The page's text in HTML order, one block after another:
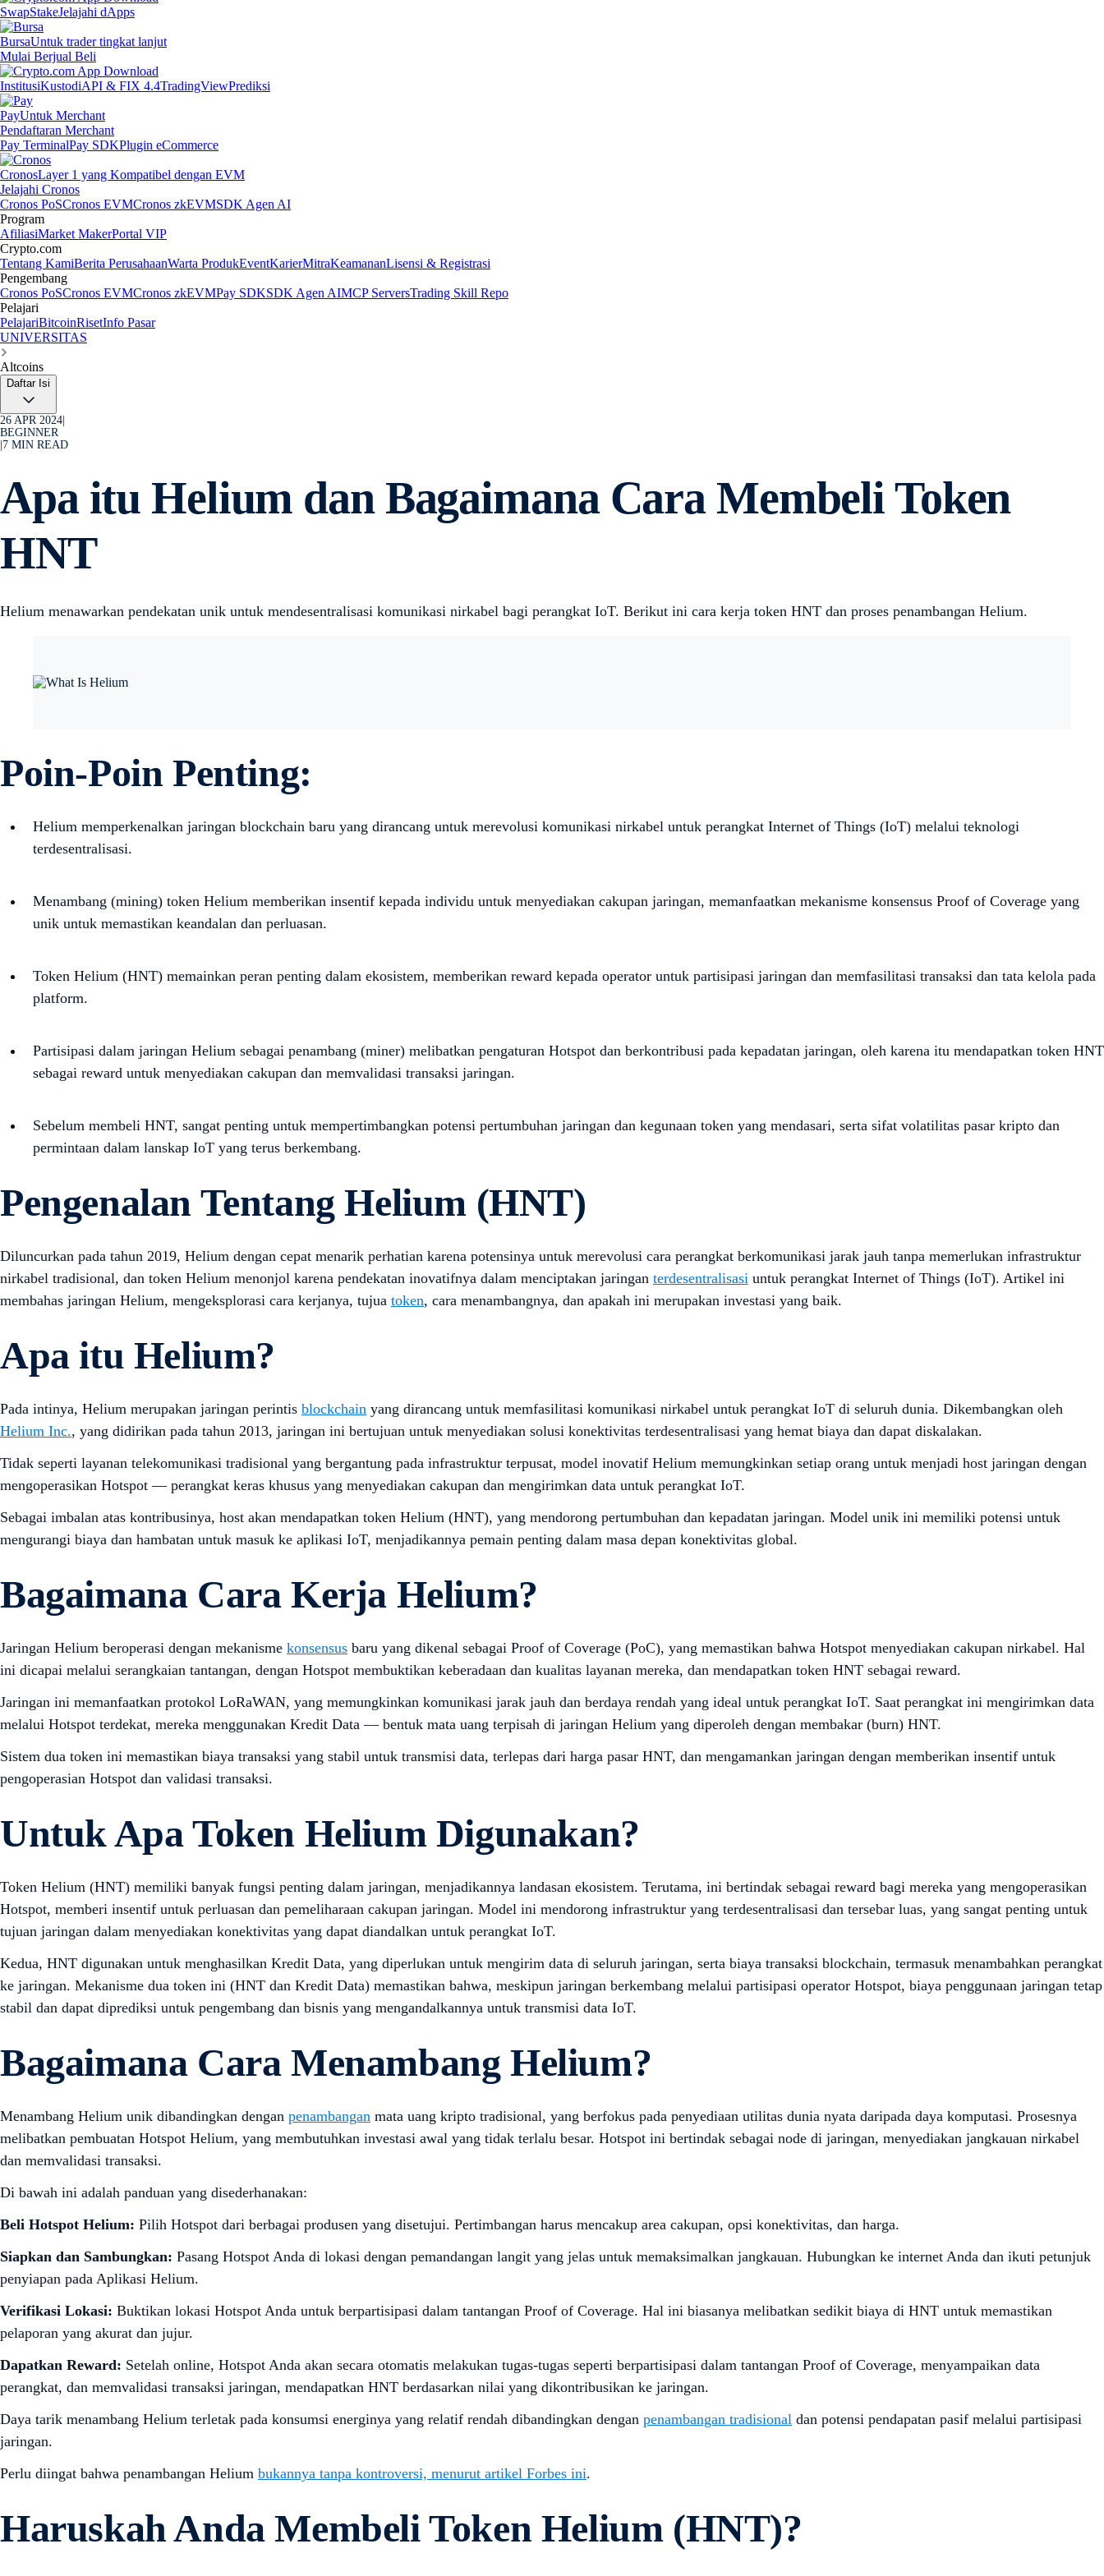
SwapStakeJelajahi dApps
BursaUntuk trader tingkat lanjut
Mulai Berjual Beli
InstitusiKustodiAPI & FIX 4.4TradingViewPrediksi
PayUntuk Merchant
Pendaftaran Merchant
Pay TerminalPay SDKPlugin eCommerce
CronosLayer 1 yang Kompatibel dengan EVM
Jelajahi Cronos
Cronos PoSCronos EVMCronos zkEVMSDK Agen AI
Program
AfiliasiMarket MakerPortal VIP
Crypto.com
Tentang KamiBerita PerusahaanWarta ProdukEventKarierMitraKeamananLisensi & Registrasi
Pengembang
Cronos PoSCronos EVMCronos zkEVMPay SDKSDK Agen AIMCP ServersTrading Skill Repo
Pelajari
PelajariBitcoinRisetInfo Pasar
UNIVERSITAS
Altcoins
Daftar Isi
26 APR 2024
BEGINNER
7 MIN READ
Apa itu Helium dan Bagaimana Cara Membeli Token
HNT
Helium menawarkan pendekatan unik untuk mendesentralisasi komunikasi nirkabel bagi perangkat IoT. Berikut ini cara kerja token HNT dan proses penambangan Helium.
Poin-Poin Penting:
Helium memperkenalkan jaringan blockchain baru yang dirancang untuk merevolusi komunikasi nirkabel untuk perangkat Internet of Things (IoT) melalui teknologi
terdesentralisasi.
Menambang (mining) token Helium memberikan insentif kepada individu untuk menyediakan cakupan jaringan, memanfaatkan mekanisme konsensus Proof of Coverage yang
unik untuk memastikan keandalan dan perluasan.
Token Helium (HNT) memainkan peran penting dalam ekosistem, memberikan reward kepada operator untuk partisipasi jaringan dan memfasilitasi transaksi dan tata kelola pada
platform.
Partisipasi dalam jaringan Helium sebagai penambang (miner) melibatkan pengaturan Hotspot dan berkontribusi pada kepadatan jaringan, oleh karena itu mendapatkan token HNT
sebagai reward untuk menyediakan cakupan dan memvalidasi transaksi jaringan.
Sebelum membeli HNT, sangat penting untuk mempertimbangkan potensi pertumbuhan jaringan dan kegunaan token yang mendasari, serta sifat volatilitas pasar kripto dan
permintaan dalam lanskap IoT yang terus berkembang.
Pengenalan Tentang Helium (HNT)
Diluncurkan pada tahun 2019, Helium dengan cepat menarik perhatian karena potensinya untuk merevolusi cara perangkat berkomunikasi jarak jauh tanpa memerlukan infrastruktur
nirkabel tradisional, dan token Helium menonjol karena pendekatan inovatifnya dalam menciptakan jaringan terdesentralisasi untuk perangkat Internet of Things (IoT). Artikel ini
membahas jaringan Helium, mengeksplorasi cara kerjanya, tujua token, cara menambangnya, dan apakah ini merupakan investasi yang baik.
Apa itu Helium?
Pada intinya, Helium merupakan jaringan perintis blockchain yang dirancang untuk memfasilitasi komunikasi nirkabel untuk perangkat IoT di seluruh dunia. Dikembangkan oleh
Helium Inc., yang didirikan pada tahun 2013, jaringan ini bertujuan untuk menyediakan solusi konektivitas terdesentralisasi yang hemat biaya dan dapat diskalakan.
Tidak seperti layanan telekomunikasi tradisional yang bergantung pada infrastruktur terpusat, model inovatif Helium memungkinkan setiap orang untuk menjadi host jaringan dengan
mengoperasikan Hotspot — perangkat keras khusus yang menyediakan cakupan dan mengirimkan data untuk perangkat IoT.
Sebagai imbalan atas kontribusinya, host akan mendapatkan token Helium (HNT), yang mendorong pertumbuhan dan kepadatan jaringan. Model unik ini memiliki potensi untuk
mengurangi biaya dan hambatan untuk masuk ke aplikasi IoT, menjadikannya pemain penting dalam masa depan konektivitas global.
Bagaimana Cara Kerja Helium?
Jaringan Helium beroperasi dengan mekanisme konsensus baru yang dikenal sebagai Proof of Coverage (PoC), yang memastikan bahwa Hotspot menyediakan cakupan nirkabel. Hal
ini dicapai melalui serangkaian tantangan, dengan Hotspot membuktikan keberadaan dan kualitas layanan mereka, dan mendapatkan token HNT sebagai reward.
Jaringan ini memanfaatkan protokol LoRaWAN, yang memungkinkan komunikasi jarak jauh dan berdaya rendah yang ideal untuk perangkat IoT. Saat perangkat ini mengirimkan data
melalui Hotspot terdekat, mereka menggunakan Kredit Data — bentuk mata uang terpisah di jaringan Helium yang diperoleh dengan membakar (burn) HNT.
Sistem dua token ini memastikan biaya transaksi yang stabil untuk transmisi data, terlepas dari harga pasar HNT, dan mengamankan jaringan dengan memberikan insentif untuk
pengoperasian Hotspot dan validasi transaksi.
Untuk Apa Token Helium Digunakan?
Token Helium (HNT) memiliki banyak fungsi penting dalam jaringan, menjadikannya landasan ekosistem. Terutama, ini bertindak sebagai reward bagi mereka yang mengoperasikan
Hotspot, memberi insentif untuk perluasan dan pemeliharaan cakupan jaringan. Model ini mendorong infrastruktur yang terdesentralisasi dan tersebar luas, yang sangat penting untuk
tujuan jaringan dalam menyediakan konektivitas yang dapat diandalkan untuk perangkat IoT.
Kedua, HNT digunakan untuk menghasilkan Kredit Data, yang diperlukan untuk mengirim data di seluruh jaringan, serta biaya transaksi blockchain, termasuk menambahkan perangkat
ke jaringan. Mekanisme dua token ini (HNT dan Kredit Data) memastikan bahwa, meskipun jaringan berkembang melalui partisipasi operator Hotspot, biaya penggunaan jaringan tetap
stabil dan dapat diprediksi untuk pengembang dan bisnis yang mengandalkannya untuk transmisi data IoT.
Bagaimana Cara Menambang Helium?
Menambang Helium unik dibandingkan dengan penambangan mata uang kripto tradisional, yang berfokus pada penyediaan utilitas dunia nyata daripada daya komputasi. Prosesnya
melibatkan pembuatan Hotspot Helium, yang membutuhkan investasi awal yang tidak terlalu besar. Hotspot ini bertindak sebagai node di jaringan, menyediakan jangkauan nirkabel
dan memvalidasi transaksi.
Di bawah ini adalah panduan yang disederhanakan:
Beli Hotspot Helium: Pilih Hotspot dari berbagai produsen yang disetujui. Pertimbangan harus mencakup area cakupan, opsi konektivitas, dan harga.
Siapkan dan Sambungkan: Pasang Hotspot Anda di lokasi dengan pemandangan langit yang jelas untuk memaksimalkan jangkauan. Hubungkan ke internet Anda dan ikuti petunjuk
penyiapan pada Aplikasi Helium.
Verifikasi Lokasi: Buktikan lokasi Hotspot Anda untuk berpartisipasi dalam tantangan Proof of Coverage. Hal ini biasanya melibatkan sedikit biaya di HNT untuk memastikan
pelaporan yang akurat dan jujur.
Dapatkan Reward: Setelah online, Hotspot Anda akan secara otomatis melakukan tugas-tugas seperti berpartisipasi dalam tantangan Proof of Coverage, menyampaikan data
perangkat, dan memvalidasi transaksi jaringan, mendapatkan HNT berdasarkan nilai yang dikontribusikan ke jaringan.
Daya tarik menambang Helium terletak pada konsumsi energinya yang relatif rendah dibandingkan dengan penambangan tradisional dan potensi pendapatan pasif melalui partisipasi
jaringan.
Perlu diingat bahwa penambangan Helium bukannya tanpa kontroversi, menurut artikel Forbes ini.
Haruskah Anda Membeli Token Helium (HNT)?